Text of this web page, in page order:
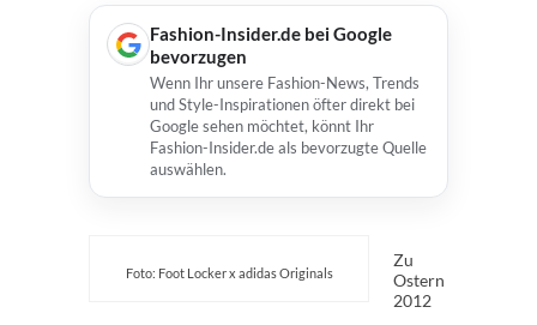
Fashion-Insider.de bei Google
bevorzugen
Wenn Ihr unsere Fashion-News, Trends
und Style-Inspirationen öfter direkt bei
Google sehen möchtet, könnt Ihr
Fashion-Insider.de als bevorzugte Quelle
auswählen.
Foto: Foot Locker x adidas Originals
Zu
Ostern
2012